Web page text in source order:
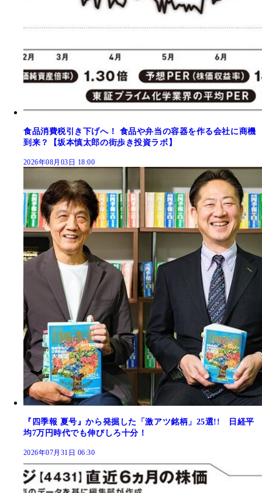
食品消費税引き下げへ！ 食品や弁当の容器を作る会社に商機
到来？【坂本慎太郎の街歩き投資ラボ】
2026年08月03日 18:00
『四季報 夏号』から発掘した「激アツ銘柄」25選!! 日経平
均7万円時代でも伸びしろ十分！
2026年07月31日 06:30